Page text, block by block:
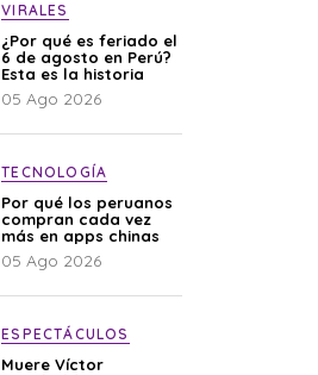
VIRALES
¿Por qué es feriado el
6 de agosto en Perú?
Esta es la historia
05 Ago 2026
TECNOLOGÍA
Por qué los peruanos
compran cada vez
más en apps chinas
05 Ago 2026
ESPECTÁCULOS
Muere Víctor